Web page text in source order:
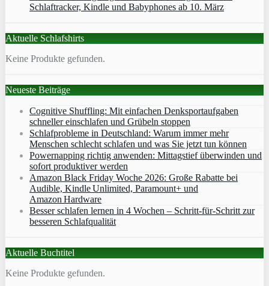
Schlaftracker, Kindle und Babyphones ab 10. März
Aktuelle Schlafshirts
Keine Produkte gefunden.
Neueste Beiträge
Cognitive Shuffling: Mit einfachen Denksportaufgaben
schneller einschlafen und Grübeln stoppen
Schlafprobleme in Deutschland: Warum immer mehr
Menschen schlecht schlafen und was Sie jetzt tun können
Powernapping richtig anwenden: Mittagstief überwinden und
sofort produktiver werden
Amazon Black Friday Woche 2026: Große Rabatte bei
Audible, Kindle Unlimited, Paramount+ und
Amazon Hardware
Besser schlafen lernen in 4 Wochen – Schritt‑für‑Schritt zur
besseren Schlafqualität
Aktuelle Buchtitel
Keine Produkte gefunden.